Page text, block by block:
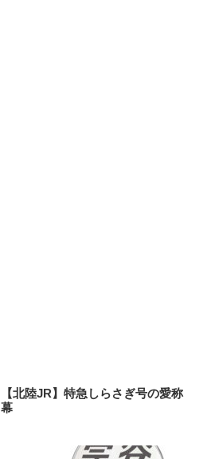
【北陸JR】特急しらさぎ号の愛称
幕